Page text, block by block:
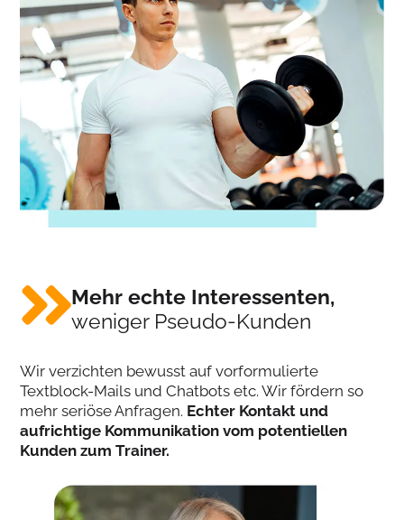
Mehr echte Interessenten,
weniger Pseudo-Kunden
Wir verzichten bewusst auf vorformulierte
Textblock-Mails und Chatbots etc. Wir fördern so
mehr seriöse Anfragen. Echter Kontakt und
aufrichtige Kommunikation vom potentiellen
Kunden zum Trainer.